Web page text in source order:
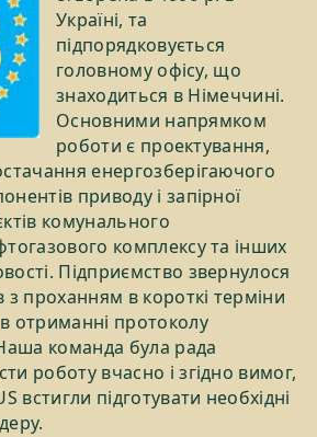
Україні, та
підпорядковується
головному офісу, що
знаходиться в Німеччині.
Основними напрямком
роботи є проектування,
енергозберігаючого
приводу і запірної
комунального
комплексу та інших
Підприємство звернулося
з проханням в короткі терміни
отриманні протоколу
команда була рада
роботу вчасно і згідно вимог,
встигли підготувати необхідні